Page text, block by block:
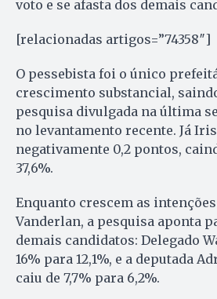
voto e se afasta dos demais
[relacionadas artigos=”74358″]
O pessebista foi o único
crescimento substancial,
pesquisa divulgada na última
no levantamento recente. Já
negativamente 0,2 pontos,
37,6%.
Enquanto crescem as
Vanderlan, a pesquisa aponta
demais candidatos: Delegado
16% para 12,1%, e a deputada
caiu de 7,7% para 6,2%.